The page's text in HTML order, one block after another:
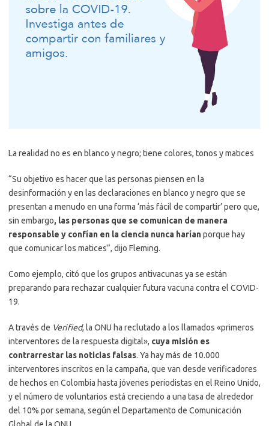
La realidad no es en blanco y negro; tiene colores, tonos y matices
“Su objetivo es hacer que las personas piensen en la
desinformación y en las declaraciones en blanco y negro que se
presentan a menudo en una forma ‘más fácil de compartir’ pero que,
sin embargo, las personas que se comunican de manera
responsable y confían en la ciencia nunca haríanporque hay
que comunicar los matices”, dijo Fleming.
Como ejemplo, citó que los grupos antivacunas ya se están
preparando para rechazar cualquier futura vacuna contra el COVID-
19.
A través de Verified, la ONU ha reclutado a los llamados «primeros
interventores de la respuesta digital», cuya misión es
contrarrestar las noticias falsas. Ya hay más de 10.000
interventores inscritos en la campaña, que van desde verificadores
de hechos en Colombia hasta jóvenes periodistas en el Reino Unido,
y el número de voluntarios está creciendo a una tasa de alrededor
del 10% por semana, según el Departamento de Comunicación